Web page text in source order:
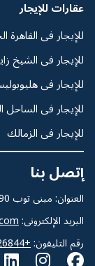
عقارات للإيجار
للإيجار فى القاهرة
للإيجار فى الشيخ
للإيجار فى
للإيجار فى الساحل
للإيجار فى الزمالك
إتصل بنا
العنوان: مبنى توب 90 شارع التسعين الجنوبى - القاهرة الجديدة
البريد الإلكترونى:
رقم التليفون: +201222126844